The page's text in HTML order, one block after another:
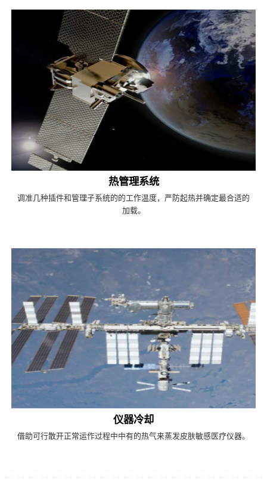
热管理系统
调准几种插件和管理子系统的的工作温度，严防起热并确定最合适的
加载。
仪器冷却
借助可行散开正常运作过程中中有的热气来蒸发皮肤敏感医疗仪器。